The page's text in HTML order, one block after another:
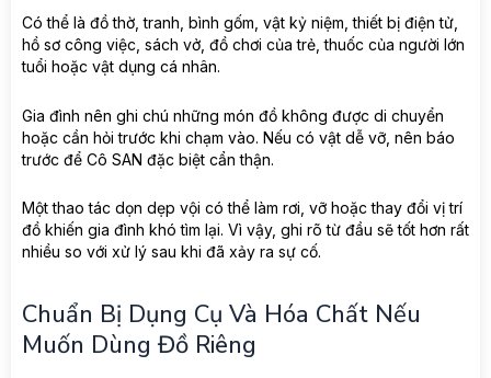
Có thể là đồ thờ, tranh, bình gốm, vật kỷ niệm, thiết bị điện tử,
hồ sơ công việc, sách vở, đồ chơi của trẻ, thuốc của người lớn
tuổi hoặc vật dụng cá nhân.
Gia đình nên ghi chú những món đồ không được di chuyển
hoặc cần hỏi trước khi chạm vào. Nếu có vật dễ vỡ, nên báo
trước để Cô SAN đặc biệt cẩn thận.
Một thao tác dọn dẹp vội có thể làm rơi, vỡ hoặc thay đổi vị trí
đồ khiến gia đình khó tìm lại. Vì vậy, ghi rõ từ đầu sẽ tốt hơn rất
nhiều so với xử lý sau khi đã xảy ra sự cố.
Chuẩn Bị Dụng Cụ Và Hóa Chất Nếu
Muốn Dùng Đồ Riêng